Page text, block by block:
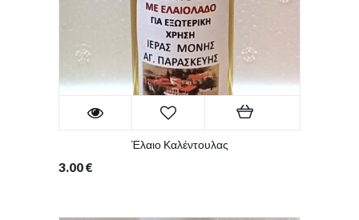
Έλαιο Καλέντουλας
3.00€